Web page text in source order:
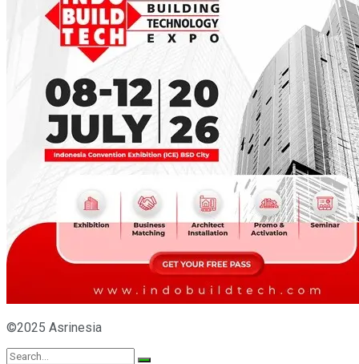
©2025 Asrinesia